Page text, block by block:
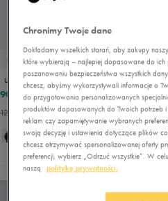
PROMO: DO -30%
UMBRO KURTKA ZIMOWA MILVO
129,99 zł
90,99 zł
129,99 zł- najniższa cena
Chronimy Twoje dane
Dokładamy wszelkich starań, aby zakupy
które wybierają – najlepiej dopasowane do ich
poszanowaniu bezpieczeństwa wszystkich
chcesz, abyśmy wykorzystywali informacje o
do przygotowania personalizowanych
produktów dopasowanych do Twoich potrzeb
reklam czy zapamiętywanie wybranych
swoją decyzję i ustawienia dotyczące plików
chcesz otrzymywać spersonalizowanej oferty
preferencji, wybierz „Odrzuć wszystkie”. W
naszą
politykę prywatności.